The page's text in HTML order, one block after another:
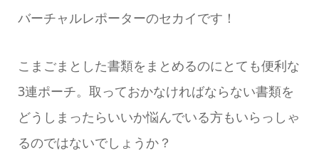
バーチャルレポーターのセカイです！
こまごまとした書類をまとめるのにとても便利な
3連ポーチ。取っておかなければならない書類を
どうしまったらいいか悩んでいる方もいらっしゃ
るのではないでしょうか？